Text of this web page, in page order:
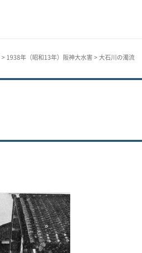
> 1938年（昭和13年）阪神大水害 > 大石川の濁流